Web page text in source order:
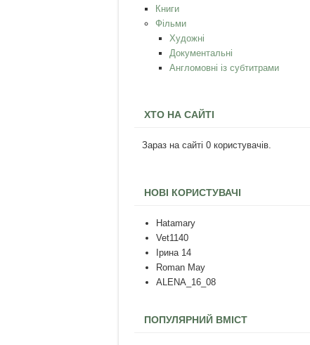
Книги
Фільми
Художні
Документальні
Англомовні із субтитрами
ХТО НА САЙТІ
Зараз на сайті 0 користувачів.
НОВІ КОРИСТУВАЧІ
Hatamary
Vet1140
Ірина 14
Roman May
ALENA_16_08
ПОПУЛЯРНИЙ ВМІСТ